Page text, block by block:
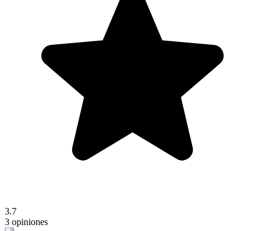
3.7
3 opiniones